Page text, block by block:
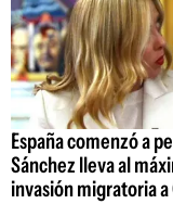
España comenzó a
Sánchez lleva al
invasión migratoria a